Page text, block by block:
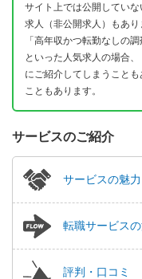
サイト上では公開していな
求人（非公開求人）もあり
「高年収かつ転勤なしの
といった人気求人の場合
にご紹介してしまうこと
こともあります。
サービスのご紹介
サービスの魅力
転職サービス
評判・口コミ